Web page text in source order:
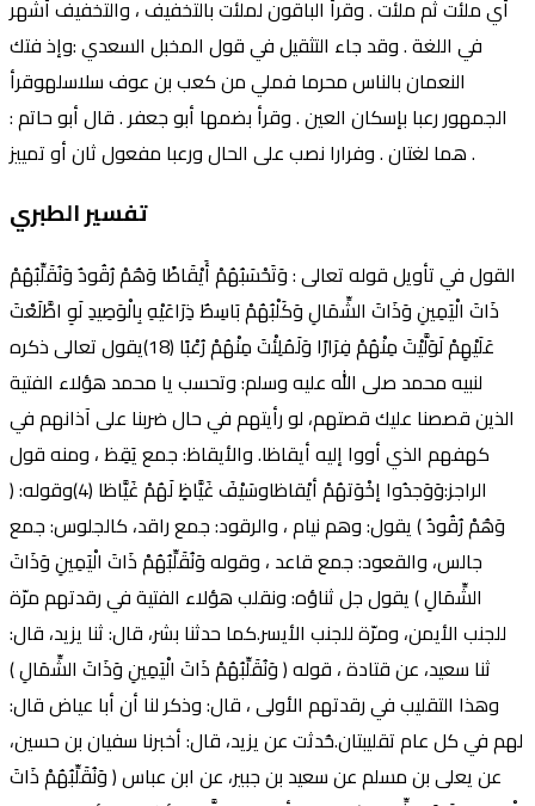
أي ملئت ثم ملئت . وقرأ الباقون لملئت بالتخفيف ، والتخفيف أشهر
في اللغة . وقد جاء التثقيل في قول المخبل السعدي :وإذ فتك
النعمان بالناس محرما فملي من كعب بن عوف سلاسلهوقرأ
الجمهور رعبا بإسكان العين . وقرأ بضمها أبو جعفر . قال أبو حاتم :
هما لغتان . وفرارا نصب على الحال ورعبا مفعول ثان أو تمييز .
تفسير الطبري
القول في تأويل قوله تعالى : وَتَحْسَبُهُمْ أَيْقَاظًا وَهُمْ رُقُودٌ وَنُقَلِّبُهُمْ
ذَاتَ الْيَمِينِ وَذَاتَ الشِّمَالِ وَكَلْبُهُمْ بَاسِطٌ ذِرَاعَيْهِ بِالْوَصِيدِ لَوِ اطَّلَعْتَ
عَلَيْهِمْ لَوَلَّيْتَ مِنْهُمْ فِرَارًا وَلَمُلِئْتَ مِنْهُمْ رُعْبًا (18)يقول تعالى ذكره
لنبيه محمد صلى الله عليه وسلم: وتحسب يا محمد هؤلاء الفتية
الذين قصصنا عليك قصتهم، لو رأيتهم في حال ضربنا على آذانهم في
كهفهم الذي أووا إليه أيقاظا. والأيقاظ: جمع يَقِظ ، ومنه قول
الراجز:وَوَجدُوا إخْوَتهُمْ أيْقاظاوسَيْفَ غَيَّاظٍ لَهُمْ غَيَّاظا (4)وقوله: (
وَهُمْ رُقُودٌ ) يقول: وهم نيام ، والرقود: جمع راقد، كالجلوس: جمع
جالس، والقعود: جمع قاعد ، وقوله وَنُقَلِّبُهُمْ ذَاتَ الْيَمِينِ وَذَاتَ
الشِّمَالِ ) يقول جل ثناؤه: ونقلب هؤلاء الفتية في رقدتهم مرّة
للجنب الأيمن، ومرّة للجنب الأيسر.كما حدثنا بشر، قال: ثنا يزيد، قال:
ثنا سعيد، عن قتادة ، قوله ( وَنُقَلِّبُهُمْ ذَاتَ الْيَمِينِ وَذَاتَ الشِّمَالِ )
وهذا التقليب في رقدتهم الأولى ، قال: وذكر لنا أن أبا عياض قال:
لهم في كل عام تقليبتان.حُدثت عن يزيد، قال: أخبرنا سفيان بن حسين،
عن يعلى بن مسلم عن سعيد بن جبير، عن ابن عباس ( وَنُقَلِّبُهُمْ ذَاتَ